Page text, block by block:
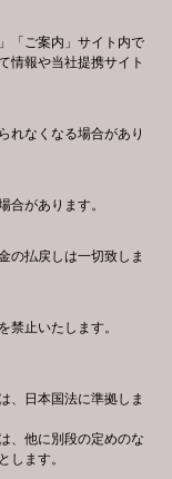
「ご案内」サイト内で
情報や当社提携サイト
れなくなる場合があり
合があります。
の払戻しは一切致しま
禁止いたします。
、日本国法に準拠しま
、他に別段の定めのな
します。